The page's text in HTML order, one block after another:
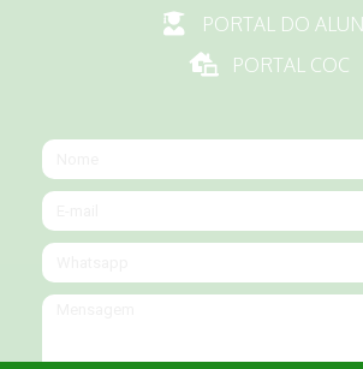
PORTAL DO
PORTAL COC